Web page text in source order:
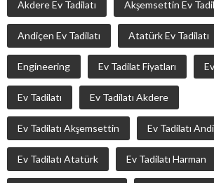
Akdere Ev Tadilatı Akşemsettin Ev
Andiçen Ev Tadilatı Atatürk Ev Tadilatı
Engineering Ev Tadilat Fiyatları
Ev Tadilatı Ev Tadilatı Akdere
Ev Tadilatı Akşemsettin Ev Tadilatı
Ev Tadilatı Atatürk Ev Tadilatı Harman